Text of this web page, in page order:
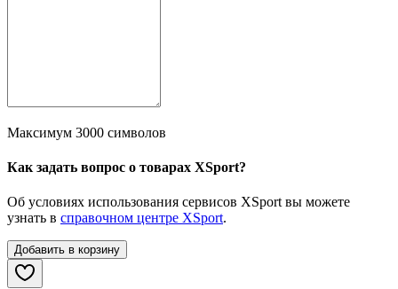
Максимум 3000 символов
Как задать вопрос о товарах XSport?
Об условиях использования сервисов XSport вы можете
узнать в справочном центре XSport.
Добавить в корзину